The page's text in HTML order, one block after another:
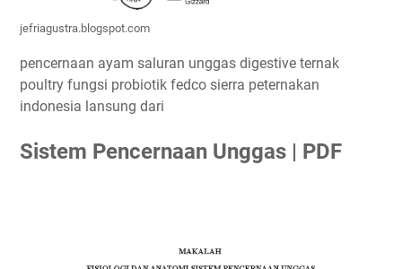
jefriagustra.blogspot.com
pencernaan ayam saluran unggas digestive ternak
poultry fungsi probiotik fedco sierra peternakan
indonesia lansung dari
Sistem Pencernaan Unggas | PDF